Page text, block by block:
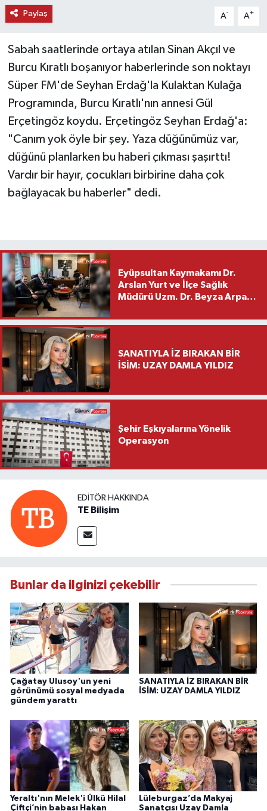
Paylaş A- A+
Sabah saatlerinde ortaya atılan Sinan Akçıl ve
Burcu Kıratlı boşanıyor haberlerinde son noktayı
Süper FM'de Seyhan Erdağ'la Kulaktan Kulağa
Programında, Burcu Kıratlı'nın annesi Gül
Erçetingöz koydu. Erçetingöz Seyhan Erdağ'a:
"Canım yok öyle bir şey. Yaza düğünümüz var,
düğünü planlarken bu haberi çıkması şaşırttı!
Vardır bir hayır, çocukları birbirine daha çok
bağlayacak bu haberler" dedi.
Eyüpsultan Kaymakamı Dr.
Arslan Yurt ve İlçe Sağlık
Müdürü Uzm. Dr. Beyza Arpacı
Ziyareti
SANATIYLA İZ BIRAKAN BİR
İSİM: UZAY DAMLA YILDIZ
Şehir Eşkıyalarına Yönelik
Operasyon
EDITÖR HAKKINDA
TE Bilişim
Bunlar da ilginizi çekebilir
Çağatay Ulusoy'un yeni
görünümü sosyal medyada
gündem yarattı
SANATIYLA İZ BIRAKAN BİR
İSİM: UZAY DAMLA YILDIZ
Yeraltı'nın Melek'i Ülkü Hilal
Çiftçi’nin babası Hakan
Lüleburgaz’da Makyaj
Sanatçısı Uzay Damla
YAŞAM